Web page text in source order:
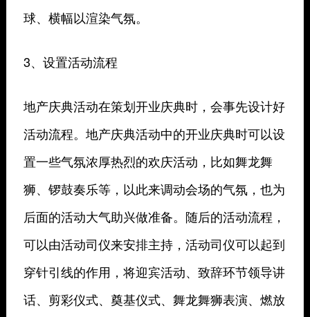
球、横幅以渲染气氛。
3、设置活动流程
地产庆典活动在策划开业庆典时，会事先设计好
活动流程。地产庆典活动中的开业庆典时可以设
置一些气氛浓厚热烈的欢庆活动，比如舞龙舞
狮、锣鼓奏乐等，以此来调动会场的气氛，也为
后面的活动大气助兴做准备。随后的活动流程，
可以由活动司仪来安排主持，活动司仪可以起到
穿针引线的作用，将迎宾活动、致辞环节领导讲
话、剪彩仪式、奠基仪式、舞龙舞狮表演、燃放